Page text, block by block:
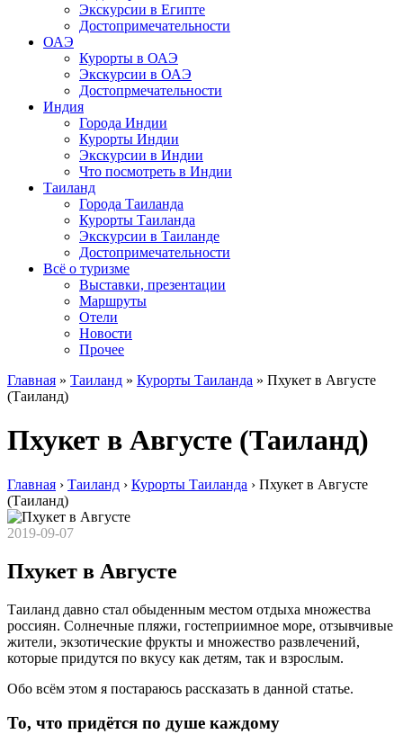
Экскурсии в Египте
Достопримечательности
ОАЭ
Курорты в ОАЭ
Экскурсии в ОАЭ
Достопрмечательности
Индия
Города Индии
Курорты Индии
Экскурсии в Индии
Что посмотреть в Индии
Таиланд
Города Таиланда
Курорты Таиланда
Экскурсии в Таиланде
Достопримечательности
Всё о туризме
Выставки, презентации
Маршруты
Отели
Новости
Прочее
Главная » Таиланд » Курорты Таиланда » Пхукет в Августе
(Таиланд)
Пхукет в Августе (Таиланд)
Главная › Таиланд › Курорты Таиланда › Пхукет в Августе
(Таиланд)
2019-09-07
Пхукет в Августе
Таиланд давно стал обыденным местом отдыха множества
россиян. Солнечные пляжи, гостеприимное море, отзывчивые
жители, экзотические фрукты и множество развлечений,
которые придутся по вкусу как детям, так и взрослым.
Обо всём этом я постараюсь рассказать в данной статье.
То, что придётся по душе каждому